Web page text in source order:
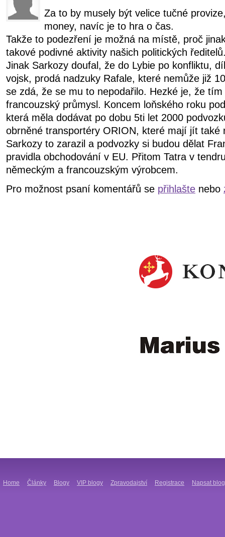
Za to by musely být velice tučné
money, navíc je to hra o čas.
Takže to podezření je možná na místě, proč
takové podivné aktivity našich politických
Jinak Sarkozy doufal, že do Lybie po konfliktu,
vojsk, prodá nadzuky Rafale, které nemůže již
se zdá, že se mu to nepodařilo. Hezké je, že
francouzský průmysl. Koncem loňského roku
která měla dodávat po dobu 5ti let 2000
obrněné transportéry ORION, které mají jít také
Sarkozy to zarazil a podvozky si budou dělat
pravidla obchodování v EU. Přitom Tatra v
německým a francouzským výrobcem.
Pro možnost psaní komentářů se přihlašte nebo
Home Články Blogy VIP blogy Zpravodajství Registrace Napsat blog